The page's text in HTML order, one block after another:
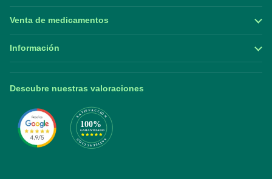
Venta de medicamentos
Información
Descubre nuestras valoraciones